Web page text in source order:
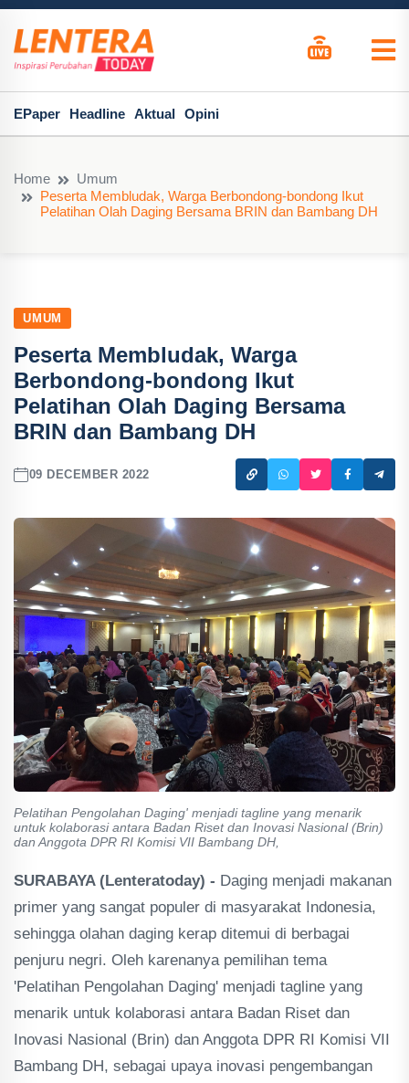
EPaper Headline Aktual Opini
Home
Umum
Peserta Membludak, Warga Berbondong-bondong Ikut
Pelatihan Olah Daging Bersama BRIN dan Bambang DH
UMUM
Peserta Membludak, Warga
Berbondong-bondong Ikut
Pelatihan Olah Daging Bersama
BRIN dan Bambang DH
09 DECEMBER 2022
Pelatihan Pengolahan Daging' menjadi tagline yang menarik
untuk kolaborasi antara Badan Riset dan Inovasi Nasional (Brin)
dan Anggota DPR RI Komisi VII Bambang DH,
SURABAYA (Lenteratoday) - Daging menjadi makanan
primer yang sangat populer di masyarakat Indonesia,
sehingga olahan daging kerap ditemui di berbagai
penjuru negri. Oleh karenanya pemilihan tema
'Pelatihan Pengolahan Daging' menjadi tagline yang
menarik untuk kolaborasi antara Badan Riset dan
Inovasi Nasional (Brin) dan Anggota DPR RI Komisi VII
Bambang DH, sebagai upaya inovasi pengembangan